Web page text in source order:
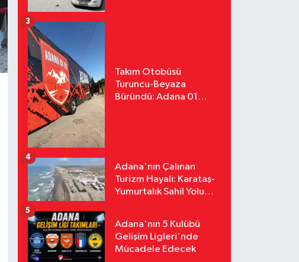
Takım Otobüsü
Turuncu-Beyaza
Büründü: Adana 01
3
Adana'nın Çalınan
Turizm Hayali: Karataş-
Yumurtalık Sahil Yolu
4
Adana'nın 5 Kulübü
Gelişim Ligleri'nde
Mücadele Edecek
5